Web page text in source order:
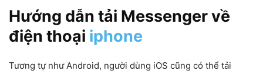
Hướng dẫn tải Messenger về
điện thoại iphone
Tương tự như Android, người dùng iOS cũng có thể tải